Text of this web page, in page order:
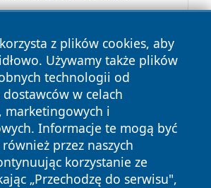
z plików cookies, aby
Używamy także plików
technologii od
w celach
marketingowych i
Informacje te mogą być
przez naszych
korzystanie ze
„Przechodzę do serwisu",
Wszystkie prawa
Polityka
Prywatności
Polityka
Cookies